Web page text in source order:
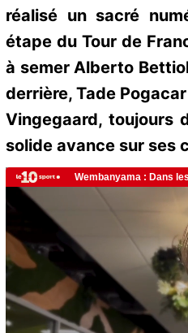
réalisé un sacré
étape du Tour de
à semer Alberto
derrière, Tade
Vingegaard, toujours
solide avance sur ses